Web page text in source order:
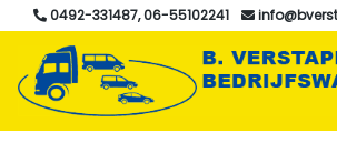
0492-331487, 06-55102241